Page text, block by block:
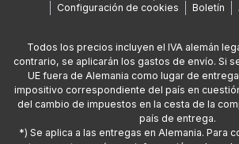
Configuración de cookies
Boletín
Todos los precios incluyen el IVA alemán
contrario, se aplicarán los gastos de envío. Si
UE fuera de Alemania como lugar de
impositivo correspondiente del país en
del cambio de impuestos en la cesta de la
país de entrega.
*) Se aplica a las entregas en Alemania. Para